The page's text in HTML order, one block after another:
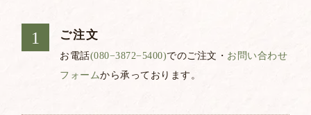
ご注文
お電話(080−3872−5400)でのご注文・ お問い合わせ
フォームから承っております。